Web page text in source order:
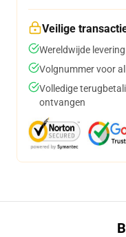
Veilige
Wereldwijde
Volgnummer voor
Volledige
ontvangen